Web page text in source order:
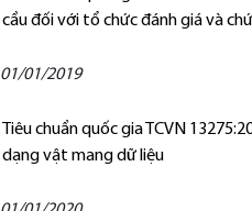
cầu đối với tổ chức đánh giá và
01/01/2019
Tiêu chuẩn quốc gia TCVN
dạng vật mang dữ liệu